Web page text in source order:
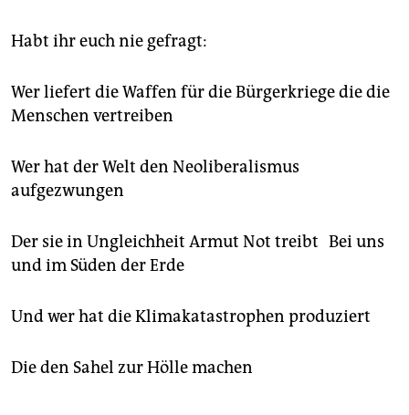
Habt ihr euch nie gefragt:
Wer liefert die Waffen für die Bürgerkriege die die
Menschen vertreiben
Wer hat der Welt den Neoliberalismus
aufgezwungen
Der sie in Ungleichheit Armut Not treibt Bei uns
und im Süden der Erde
Und wer hat die Klimakatastrophen produziert
Die den Sahel zur Hölle machen